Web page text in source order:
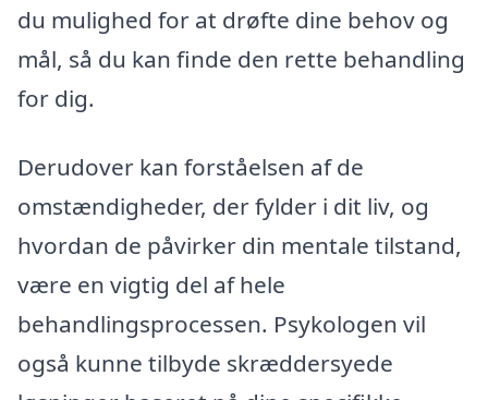
du mulighed for at drøfte dine behov og
mål, så du kan finde den rette behandling
for dig.
Derudover kan forståelsen af de
omstændigheder, der fylder i dit liv, og
hvordan de påvirker din mentale tilstand,
være en vigtig del af hele
behandlingsprocessen. Psykologen vil
også kunne tilbyde skræddersyede